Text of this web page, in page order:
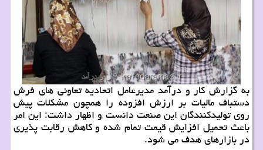
به گزارش کار و درآمد مدیرعامل اتحادیه تعاونی های فرش
دستباف مالیات بر ارزش افزوده را همچون مشکلات پیش
روی تولیدکنندگان این صنعت دانست و اظهار داشت: این امر
باعث تحمیل افزایش قیمت تمام شده و کاهش رقابت پذیری
در بازارهای هدف می شود.